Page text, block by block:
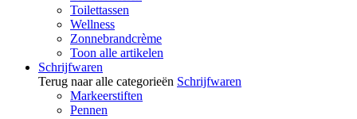
Toilettassen
Wellness
Zonnebrandcrème
Toon alle artikelen
Schrijfwaren
Terug naar alle categorieën Schrijfwaren
Markeerstiften
Pennen